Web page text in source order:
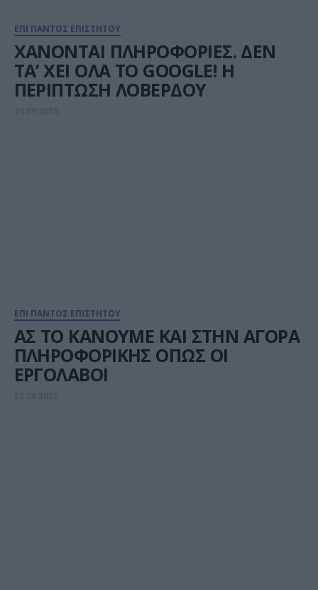
ΕΠΙ ΠΑΝΤΟΣ ΕΠΙΣΤΗΤΟΥ
ΧΑΝΟΝΤΑΙ ΠΛΗΡΟΦΟΡΙΕΣ. ΔΕΝ
ΤΑ’ ΧΕΙ ΟΛΑ ΤΟ GOOGLE! Η
ΠΕΡΙΠΤΩΣΗ ΛΟΒΕΡΔΟΥ
25.09.2025
ΕΠΙ ΠΑΝΤΟΣ ΕΠΙΣΤΗΤΟΥ
ΑΣ ΤΟ ΚΑΝΟΥΜΕ ΚΑΙ ΣΤΗΝ ΑΓΟΡΑ
ΠΛΗΡΟΦΟΡΙΚΗΣ ΟΠΩΣ ΟΙ
ΕΡΓΟΛΑΒΟΙ
23.09.2025